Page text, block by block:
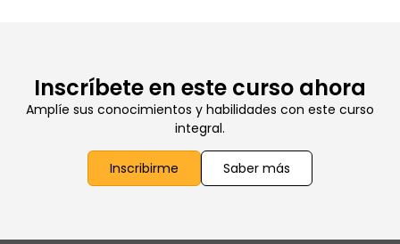
Inscríbete en este curso ahora
Amplíe sus conocimientos y habilidades con este curso
integral.
Inscribirme Saber más